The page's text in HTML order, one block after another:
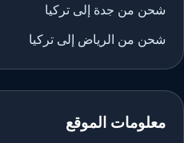
شحن من جدة إلى تركيا
شحن من الرياض إلى تركيا
معلومات الموقع